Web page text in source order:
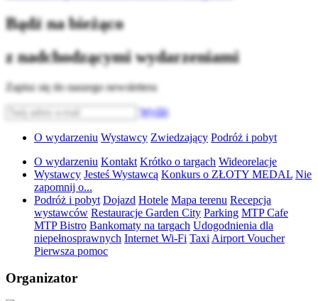
Bądź na bieżąco
z nadchodzącymi wydarzeniami
Zapisz się do naszego newslettera
Wyślij
O wydarzeniu Wystawcy Zwiedzający Podróż i pobyt
O wydarzeniu Kontakt Krótko o targach Wideorelacje
Wystawcy Jesteś Wystawcą Konkurs o ZŁOTY MEDAL Nie
zapomnij o...
Podróż i pobyt Dojazd Hotele Mapa terenu Recepcja
wystawców Restauracje Garden City Parking MTP Cafe
MTP Bistro Bankomaty na targach Udogodnienia dla
niepełnosprawnych Internet Wi-Fi Taxi Airport Voucher
Pierwsza pomoc
Organizator